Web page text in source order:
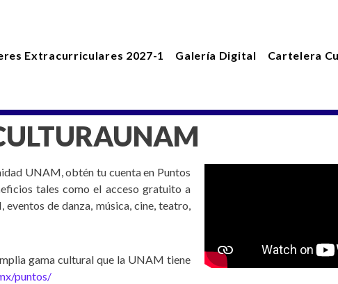
Extracurriculares 2027-1 Galería Digital Cartelera
UNAM, obtén tu cuenta en Puntos
tales como el acceso gratuito a
de danza, música, cine, teatro,
gama cultural que la UNAM tiene
puntos/